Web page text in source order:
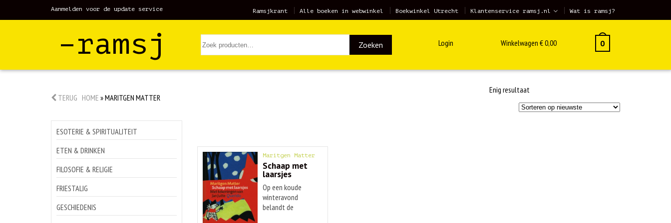
Aanmelden voor de update service Ramsjkrant Alle boeken in webwinkel Boekwinkel Utrecht Klantenservice ramsj.nl Wat is ramsj?
–ramsj Zoeken Login Winkelwagen €0,00 0
TERUG HOME »MARITGEN MATTER
Enig resultaat
ESOTERIE & SPIRITUALITEIT
ETEN & DRINKEN
FILOSOFIE & RELIGIE
FRIESTALIG
GESCHIEDENIS
Maritgen Matter
Schaap met
laarsjes
Op een koude
winteravond
belandt de